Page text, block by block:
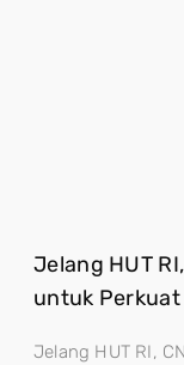
Jelang HUT
untuk
Jelang HUT RI,